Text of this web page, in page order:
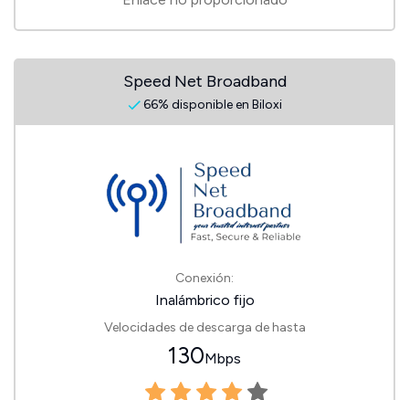
Speed Net Broadband
66% disponible en Biloxi
Conexión:
Inalámbrico fijo
Velocidades de descarga de hasta
130Mbps